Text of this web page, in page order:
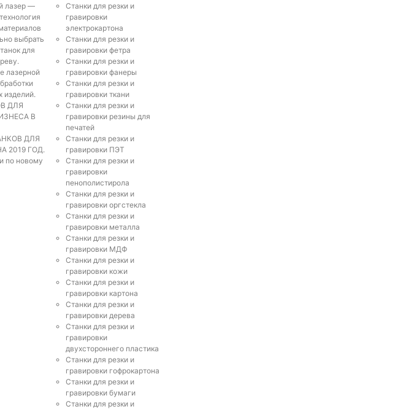
лазер —
выбрать
для
лазерной
изделий.
ДЛЯ
В
ДЛЯ
2019 ГОД.
по новому
Станки для резки и
гравировки
электрокартона
Станки для резки и
гравировки фетра
Станки для резки и
гравировки фанеры
Станки для резки и
гравировки ткани
Станки для резки и
гравировки резины для
печатей
Станки для резки и
гравировки ПЭТ
Станки для резки и
гравировки
пенополистирола
Станки для резки и
гравировки оргстекла
Станки для резки и
гравировки металла
Станки для резки и
гравировки МДФ
Станки для резки и
гравировки кожи
Станки для резки и
гравировки картона
Станки для резки и
гравировки дерева
Станки для резки и
гравировки
двухстороннего пластика
Станки для резки и
гравировки гофрокартона
Станки для резки и
гравировки бумаги
Станки для резки и